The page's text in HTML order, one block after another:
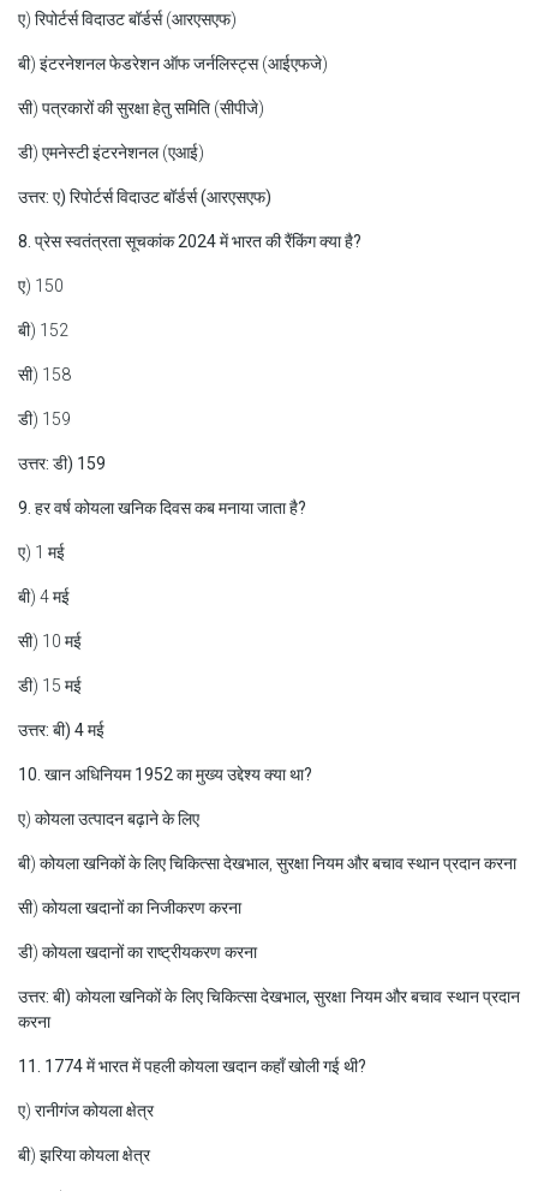
ए) रिपोर्टर्स विदाउट बॉर्डर्स (आरएसएफ)
बी) इंटरनेशनल फेडरेशन ऑफ जर्नलिस्ट्स (आईएफजे)
सी) पत्रकारों की सुरक्षा हेतु समिति (सीपीजे)
डी) एमनेस्टी इंटरनेशनल (एआई)
उत्तर: ए) रिपोर्टर्स विदाउट बॉर्डर्स (आरएसएफ)
8. प्रेस स्वतंत्रता सूचकांक 2024 में भारत की रैंकिंग क्या है?
ए) 150
बी) 152
सी) 158
डी) 159
उत्तर: डी) 159
9. हर वर्ष कोयला खनिक दिवस कब मनाया जाता है?
ए) 1 मई
बी) 4 मई
सी) 10 मई
डी) 15 मई
उत्तर: बी) 4 मई
10. खान अधिनियम 1952 का मुख्य उद्देश्य क्या था?
ए) कोयला उत्पादन बढ़ाने के लिए
बी) कोयला खनिकों के लिए चिकित्सा देखभाल, सुरक्षा नियम और बचाव स्थान प्रदान करना
सी) कोयला खदानों का निजीकरण करना
डी) कोयला खदानों का राष्ट्रीयकरण करना
उत्तर: बी) कोयला खनिकों के लिए चिकित्सा देखभाल, सुरक्षा नियम और बचाव स्थान प्रदान
करना
11. 1774 में भारत में पहली कोयला खदान कहाँ खोली गई थी?
ए) रानीगंज कोयला क्षेत्र
बी) झरिया कोयला क्षेत्र